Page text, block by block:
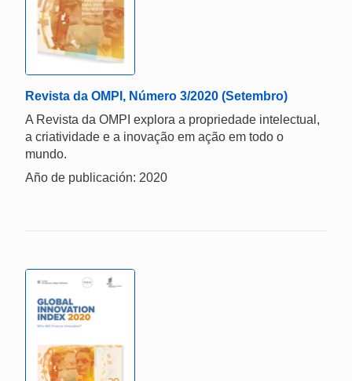
Revista da OMPI, Número 3/2020 (Setembro)
A Revista da OMPI explora a propriedade intelectual,
a criatividade e a inovação em ação em todo o
mundo.
Año de publicación: 2020